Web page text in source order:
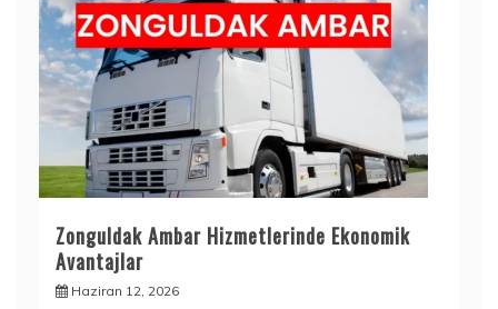
Zonguldak Ambar Hizmetlerinde Ekonomik
Avantajlar
Haziran 12, 2026